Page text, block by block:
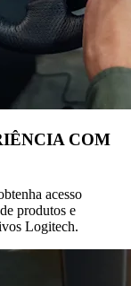
COM
acesso
produtos e
Logitech.